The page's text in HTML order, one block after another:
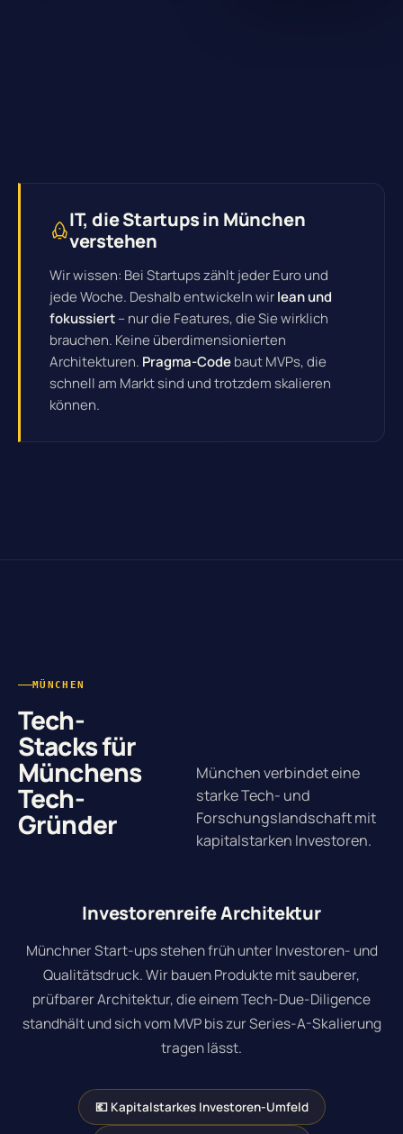
IT, die Startups in München
verstehen
Wir wissen: Bei Startups zählt jeder Euro und
jede Woche. Deshalb entwickeln wirlean und
fokussiert– nur die Features, die Sie wirklich
brauchen. Keine überdimensionierten
Architekturen. Pragma-Codebaut MVPs, die
schnell am Markt sind und trotzdem skalieren
können.
MÜNCHEN
Tech-
Stacks für
Münchens
Tech-
Gründer
München verbindet eine
starke Tech- und
Forschungslandschaft mit
kapitalstarken Investoren.
Investorenreife Architektur
Münchner Start-ups stehen früh unter Investoren- und
Qualitätsdruck. Wir bauen Produkte mit sauberer,
prüfbarer Architektur, die einem Tech-Due-Diligence
standhält und sich vom MVP bis zur Series-A-Skalierung
tragen lässt.
💶 Kapitalstarkes Investoren-Umfeld